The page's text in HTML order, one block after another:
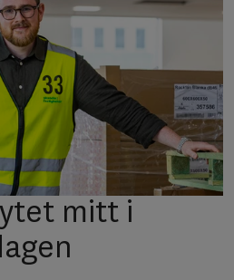
mitt i